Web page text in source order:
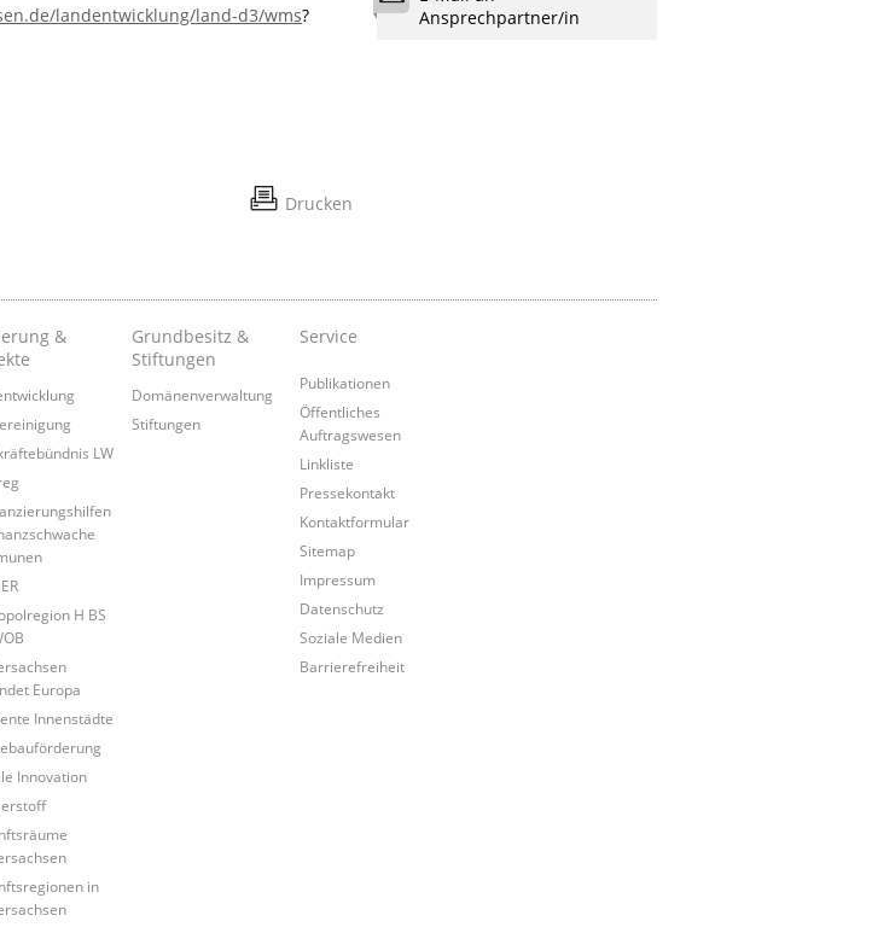
landentwicklung/land-d3/wms?
Drucken
Ansprechpartner/in
&
LW
H BS
Europa
Innenstädte
Innovation
in
Grundbesitz &
Stiftungen
Domänenverwaltung
Stiftungen
Service
Publikationen
Öffentliches
Auftragswesen
Linkliste
Pressekontakt
Kontaktformular
Sitemap
Impressum
Datenschutz
Soziale Medien
Barrierefreiheit